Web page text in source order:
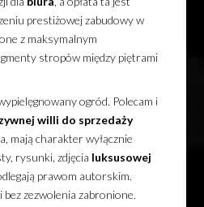
prestiżowej zabudowy w
z maksymalnym
stropów między piętrami
ogród. Polecam i
willi do sprzedaży
mają charakter wyłącznie
rysunki, zdjęcia luksusowej
prawom autorskim.
zezwolenia zabronione.